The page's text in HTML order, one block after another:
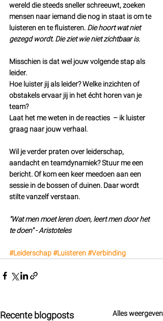
wereld die steeds sneller schreeuwt, zoeken
mensen naar iemand die nog in staat is om te
luisteren en te fluisteren. Die hoort wat niet
gezegd wordt. Die ziet wie niet zichtbaar is.
Misschien is dat wel jouw volgende stap als
leider.
Hoe luister jij als leider? Welke inzichten of
obstakels ervaar jij in het écht horen van je
team?
Laat het me weten in de reacties  – ik luister
graag naar jouw verhaal.
Wil je verder praten over leiderschap,
aandacht en teamdynamiek? Stuur me een
bericht. Of kom een keer meedoen aan een
sessie in de bossen of duinen. Daar wordt
stilte vanzelf verstaan.
"Wat men moet leren doen, leert men door het
te doen" - Aristoteles
#Leiderschap#Luisteren#Verbinding
Recente blogposts Alles weergeven